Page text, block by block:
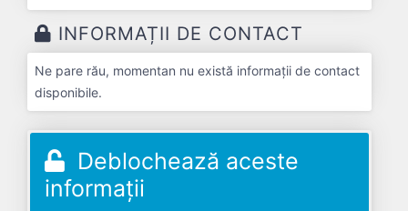
INFORMAȚII DE CONTACT
Ne pare rău, momentan nu există informații de contact
disponibile.
Deblochează aceste
informații